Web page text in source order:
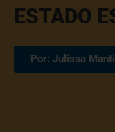
ESTADO
Por: Julissa